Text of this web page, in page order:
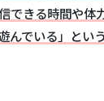
できる時間や体
んでいる」とい